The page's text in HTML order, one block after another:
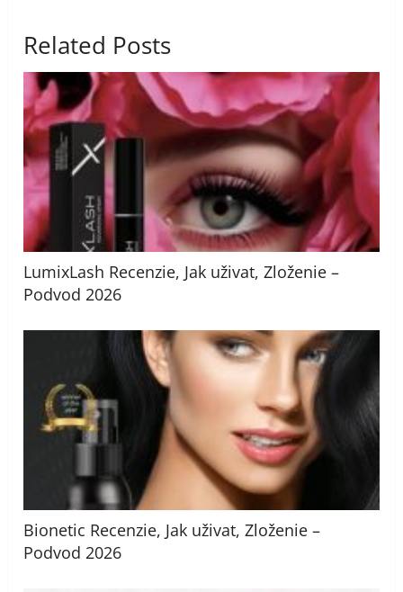
Related Posts
LumixLash Recenzie, Jak uživat, Zloženie –
Podvod 2026
Bionetic Recenzie, Jak uživat, Zloženie –
Podvod 2026